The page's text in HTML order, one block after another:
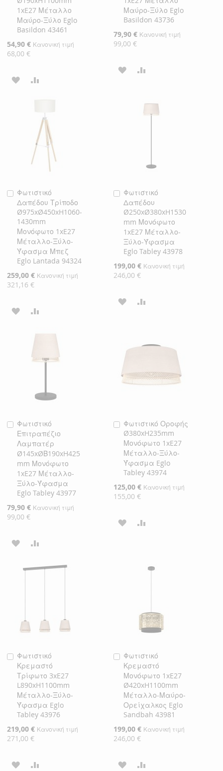
1xE27 Μέταλλο
Μαύρο-Ξύλο Eglo
Basildon 43461
Ειδική
Τιμή
54,90 € Κανονική τιμή
68,00 €
ΠΡΟΣΘΉΚΗ
ΕΠΙΘΥΜΙΏΝ
Μαύρο-Ξύλο Eglo
Basildon 43736
Ειδική
Τιμή
79,90 € Κανονική τιμή
99,00 €
ΠΡΟΣΘΉΚΗ
ΛΊΣΤΑΣΎΓΚΡΙΣΗ
Φωτιστικό
Δαπέδου Τρίποδο
Ø975xØ450xH1060-
1430mm
Μονόφωτο 1xE27
Μέταλλο-Ξύλο-
Ύφασμα Μπεζ
Eglo Lantada 94324
Ειδική
Τιμή
259,00 € Κανονική τιμή
321,16 €
Προσθήκη
στο
Καλάθι
ΠΡΟΣΘΉΚΗ
ΛΊΣΤΑ
ΕΠΙΘΥΜΙΏΝ
ΣΎΓΚΡΙΣΗ
Φωτιστικό
Δαπέδου
Ø250xØ380xH1530
mm Μονόφωτο
1xE27 Μέταλλο-
Ξύλο-Ύφασμα
Eglo Tabley 43978
Ειδική
Τιμή
199,00 € Κανονική τιμή
246,00 €
Προσθήκη
στο
Καλάθι
ΠΡΟΣΘΉΚΗ
ΕΠΙΘΥΜΙΏΝ
Φωτιστικό
Επιτραπέζιο
Λαμπατέρ
Ø145xØΒ190xH425
mm Μονόφωτο
1xE27 Μέταλλο-
Ξύλο-Ύφασμα
Eglo Tabley 43977
Ειδική
Τιμή
79,90 € Κανονική τιμή
99,00 €
Προσθήκη
στο
Καλάθι
ΠΡΟΣΘΉΚΗ
Φωτιστικό Οροφής
Ø380xH235mm
Μονόφωτο 1xE27
Μέταλλο-Ξύλο-
Ύφασμα Eglo
Tabley 43974
Ειδική
Τιμή
125,00 € Κανονική τιμή
155,00 €
Προσθήκη
στο
Καλάθι
ΠΡΟΣΘΉΚΗ
ΕΠΙΘΥΜΙΏΝ
Φωτιστικό
Κρεμαστό
Τρίφωτο 3xE27
L890xH1100mm
Μέταλλο-Ξύλο-
Ύφασμα Eglo
Tabley 43976
Ειδική
Τιμή
219,00 € Κανονική τιμή
271,00 €
Προσθήκη
στο
Καλάθι
ΠΡΟΣΘΉΚΗ
Φωτιστικό
Κρεμαστό
Μονόφωτο 1xE27
Ø420xH1100mm
Μέταλλο-Μαύρο-
Ορείχαλκος Eglo
Sandbah 43981
Ειδική
Τιμή
199,00 € Κανονική τιμή
246,00 €
Προσθήκη
στο
Καλάθι
ΠΡΟΣΘΉΚΗ